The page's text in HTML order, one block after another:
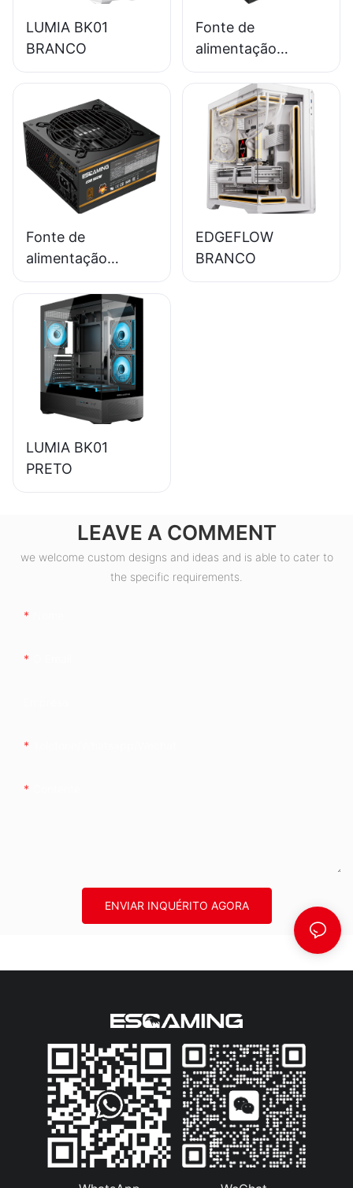
LUMIA BK01
BRANCO
Fonte de
alimentação
ESGAMING 650W
de alta qualidade,
85% de eficiência,
módulo completo,
certificação 80+
Bronze para PC
desktop
(ESB650W)
Fonte de
alimentação
ESGAMING 550W
de alta qualidade,
85% de eficiência,
certificação 80+
Bronze para PC
desktop
(ESB550W)
EDGEFLOW
BRANCO
LUMIA BK01
PRETO
LEAVE A COMMENT
we welcome custom designs and ideas and is able to cater to
the specific requirements.
ENVIAR INQUÉRITO AGORA